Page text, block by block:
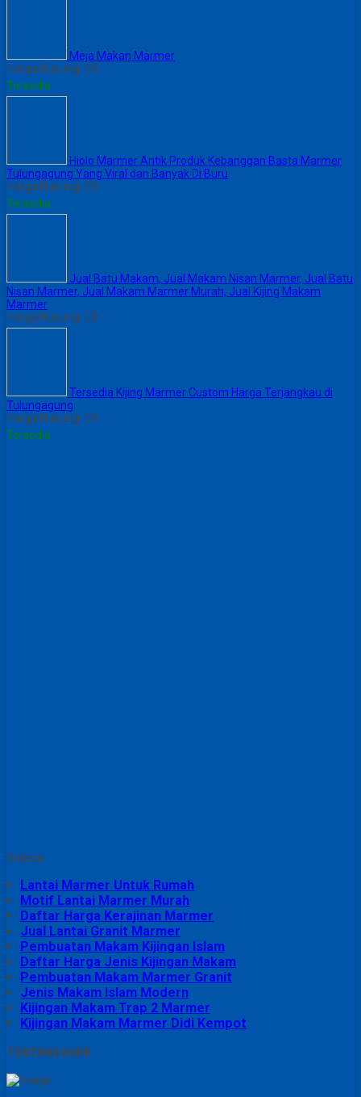
Meja Makan Marmer
Harga Hubungi CS
Tersedia
Hiolo Marmer Antik Produk Kebanggan Basta Marmer
Tulungagung Yang Viral dan Banyak Di Buru
Harga Hubungi CS
Tersedia
Jual Batu Makam, Jual Makam Nisan Marmer, Jual Batu
Nisan Marmer, Jual Makam Marmer Murah, Jual Kijing Makam
Marmer
Harga Hubungi CS
Tersedia Kijing Marmer Custom Harga Terjangkau di
Tulungagung
Harga Hubungi CS
Tersedia
Sidebar
Lantai Marmer Untuk Rumah
Motif Lantai Marmer Murah
Daftar Harga Kerajinan Marmer
Jual Lantai Granit Marmer
Pembuatan Makam Kijingan Islam
Daftar Harga Jenis Kijingan Makam
Pembuatan Makam Marmer Granit
Jenis Makam Islam Modern
Kijingan Makam Trap 2 Marmer
Kijingan Makam Marmer Didi Kempot
TENTANG KAMI